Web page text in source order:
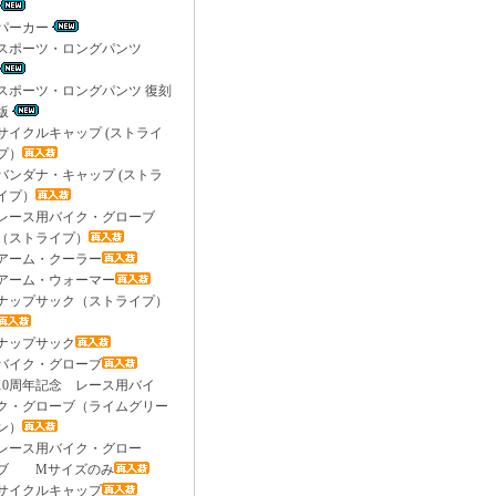
ーカー
ポーツ・ロングパンツ
ポーツ・ロングパンツ 復刻
イクルキャップ (ストライ
）
ンダナ・キャップ (ストラ
プ）
ース用バイク・グローブ
ストライプ）
ーム・クーラー
ーム・ウォーマー
ップサック（ストライプ）
ップサック
イク・グローブ
周年記念 レース用バイ
・グローブ（ライムグリー
）
ース用バイク・グロー
Mサイズのみ
イクルキャップ